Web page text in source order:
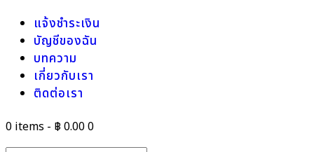
แจ้งชำระเงิน
บัญชีของฉัน
บทความ
เกี่ยวกับเรา
ติดต่อเรา
0 items - ฿ 0.000